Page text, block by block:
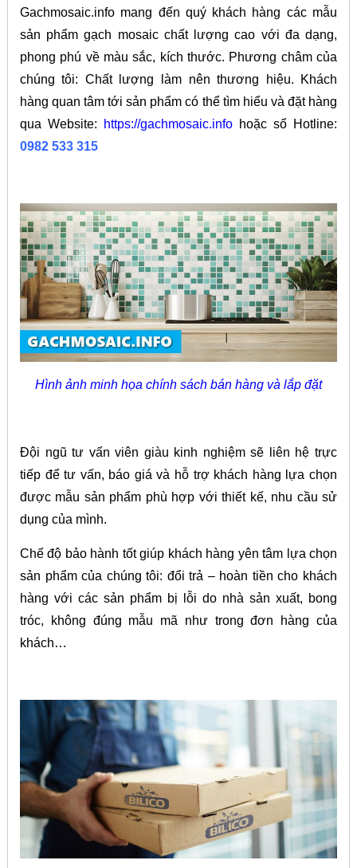
Gachmosaic.info mang đến quý khách hàng các mẫu
sản phẩm gạch mosaic chất lượng cao với đa dạng,
phong phú về màu sắc, kích thước. Phương châm của
chúng tôi: Chất lượng làm nên thương hiệu. Khách
hàng quan tâm tới sản phẩm có thể tìm hiểu và đặt hàng
qua Website:
https://gachmosaic.infohoặc số Hotline:
0982 533 315
Hình ảnh minh họa chính sách bán hàng và lắp đặt
Đội ngũ tư vấn viên giàu kinh nghiệm sẽ liên hệ trực
tiếp để tư vấn, báo giá và hỗ trợ khách hàng lựa chọn
được mẫu sản phẩm phù hợp với thiết kế, nhu cầu sử
dụng của mình.
Chế độ bảo hành tốt giúp khách hàng yên tâm lựa chọn
sản phẩm của chúng tôi: đổi trả – hoàn tiền cho khách
hàng với các sản phẩm bị lỗi do nhà sản xuất, bong
tróc, không đúng mẫu mã như trong đơn hàng của
khách…